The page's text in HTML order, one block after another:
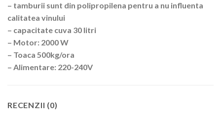
– tamburii sunt din polipropilena pentru a nu influenta
calitatea vinului
– capacitate cuva 30 litri
– Motor: 2000 W
– Toaca 500kg/ora
– Alimentare: 220-240V
RECENZII (0)